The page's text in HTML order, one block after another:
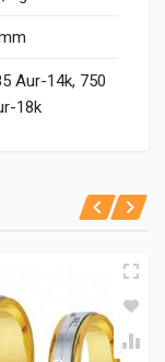
Aur-14k, 750
18k